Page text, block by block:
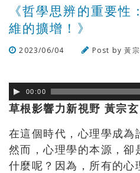
《哲學思辨的重要
維的擴增！》
2023/06/04 Post by黃
00:00
草根影響力新視野 黃宗玄
在這個時代，心理學成為
然而，心理學的本源，卻
什麼呢？因為， 所有的心